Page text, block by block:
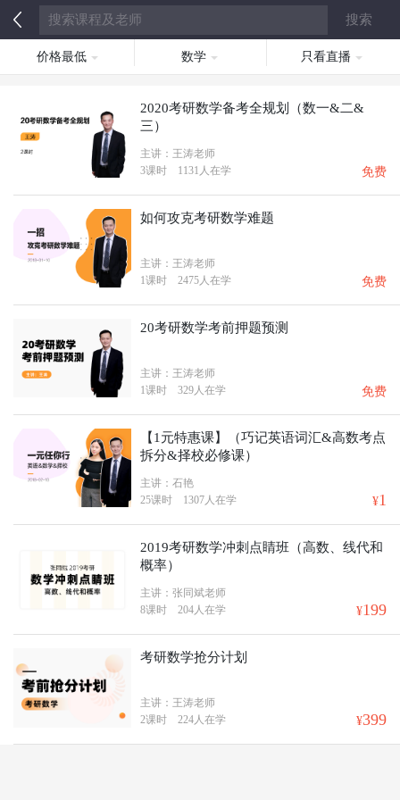
价格最低 数学 只看直播
2020考研数学备考全规划（数一&二&
三）
主讲：王涛老师
免费
3课时 1131人在学
如何攻克考研数学难题
主讲：王涛老师
免费
1课时 2475人在学
20考研数学考前押题预测
主讲：王涛老师
免费
1课时 329人在学
【1元特惠课】（巧记英语词汇&高数考点
拆分&择校必修课）
主讲：石艳
¥1
25课时 1307人在学
2019考研数学冲刺点睛班（高数、线代和
概率）
主讲：张同斌老师
¥199
8课时 204人在学
考研数学抢分计划
主讲：王涛老师
¥399
2课时 224人在学